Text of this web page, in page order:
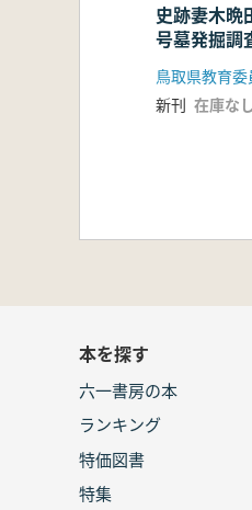
史跡妻木晩
号墓発掘調
37次発掘調査
鳥取県教育委
新刊 在庫な
本を探す
六一書房の本
ランキング
特価図書
特集